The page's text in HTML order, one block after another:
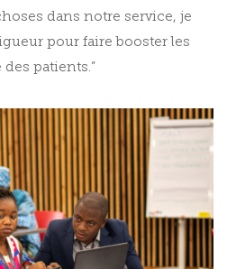
dans notre service, je
pour faire booster les
patients.”